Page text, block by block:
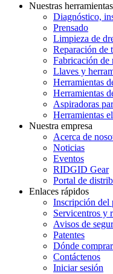
Nuestras herramientas
Diagnóstico,
Prensado
Limpieza de
Reparación de
Fabricación de
Llaves y
Herramientas
Herramientas
Aspiradoras
Herramientas
Nuestra empresa
Acerca de
Noticias
Eventos
RIDGID Gear
Portal de
Enlaces rápidos
Inscripción del
Servicentros y
Avisos de
Patentes
Dónde comprar
Contáctenos
Iniciar sesión